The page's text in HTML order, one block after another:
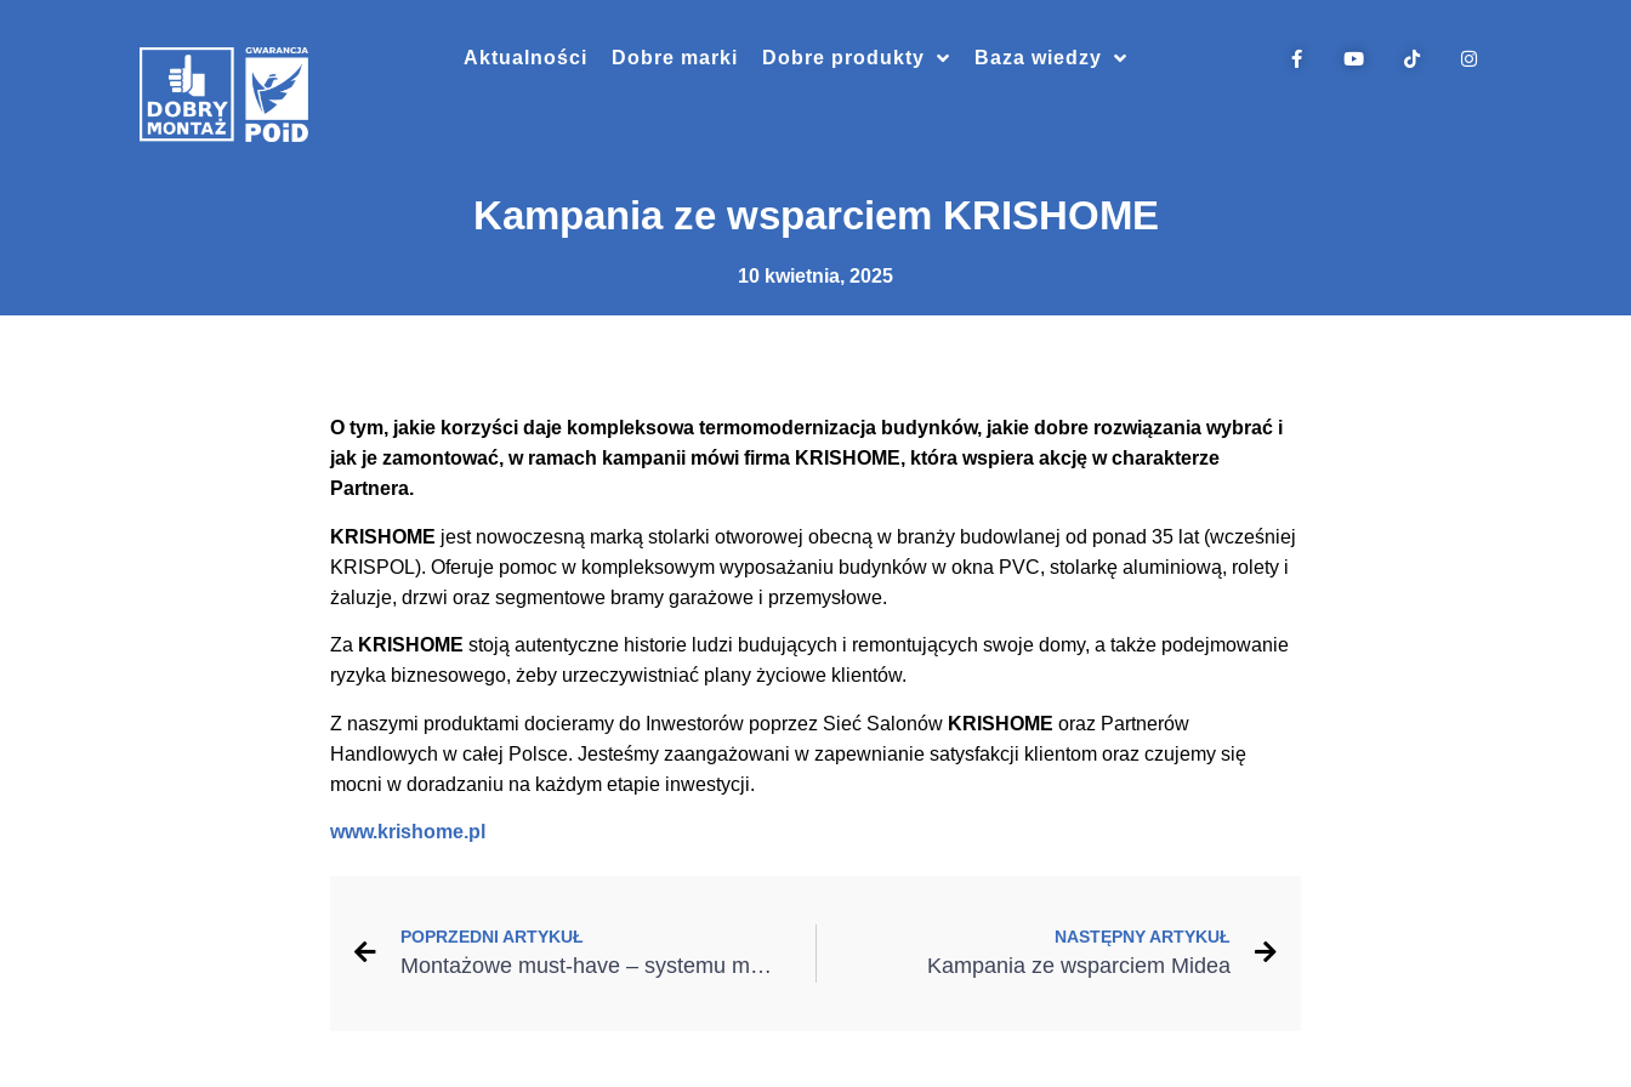
Aktualności Dobre marki Dobre produkty Baza wiedzy
Kampania ze wsparciem KRISHOME
10 kwietnia, 2025
O tym, jakie korzyści daje kompleksowa termomodernizacja budynków, jakie dobre rozwiązania wybrać i
jak je zamontować, w ramach kampanii mówi firma KRISHOME, która wspiera akcję w charakterze
Partnera.
KRISHOME jest nowoczesną marką stolarki otworowej obecną w branży budowlanej od ponad 35 lat (wcześniej
KRISPOL). Oferuje pomoc w kompleksowym wyposażaniu budynków w okna PVC, stolarkę aluminiową, rolety i
żaluzje, drzwi oraz segmentowe bramy garażowe i przemysłowe.
Za KRISHOME stoją autentyczne historie ludzi budujących i remontujących swoje domy, a także podejmowanie
ryzyka biznesowego, żeby urzeczywistniać plany życiowe klientów.
Z naszymi produktami docieramy do Inwestorów poprzez Sieć Salonów KRISHOME oraz Partnerów
Handlowych w całej Polsce. Jesteśmy zaangażowani w zapewnianie satysfakcji klientom oraz czujemy się
mocni w doradzaniu na każdym etapie inwestycji.
www.krishome.pl
POPRZEDNI ARTYKUŁ
Montażowe must-have – systemu montażu i rozwiązania, które ułatwiają pracę montera
NASTĘPNY ARTYKUŁ
Kampania ze wsparciem Midea